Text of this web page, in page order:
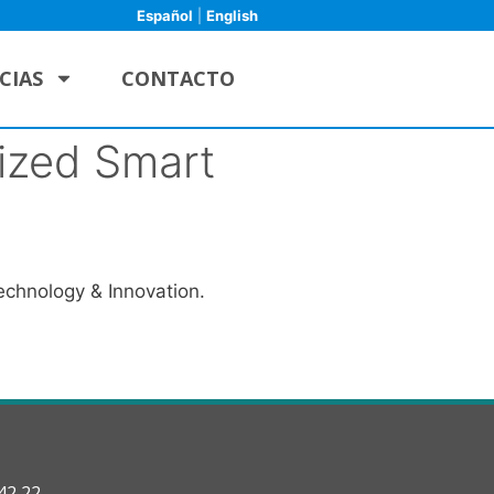
Español English
CONTACTO
Smart
& Innovation.